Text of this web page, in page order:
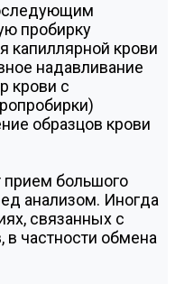
пробирку
капиллярной крови
надавливание
крови с
образцов крови
большого
анализом. Иногда
связанных с
частности обмена